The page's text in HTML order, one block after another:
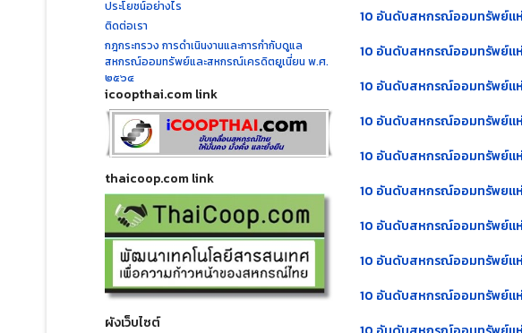
ประโยชน์อย่างไร
ติดต่อเรา
กฎกระทรวง การดำเนินงานและการกำกับดูแล
สหกรณ์ออมทรัพย์และสหกรณ์เครดิตยูเนี่ยน พ.ศ.
๒๕๖๔
icoopthai.com link
thaicoop.com link
ผังเว็บไซต์
10 อันดับสหกรณ์ออมทรัพย์แ
10 อันดับสหกรณ์ออมทรัพย์แห่
10 อันดับสหกรณ์ออมทรัพย์แ
10 อันดับสหกรณ์ออมทรัพย์แ
10 อันดับสหกรณ์ออมทรัพย์แ
10 อันดับสหกรณ์ออมทรัพยแ
10 อันดับสหกรณ์ออมทรัพย์แ
10 อันดับสหกรณ์ออมทรัพย์แ
10 อันดับสหกรณ์ออมทรัพย์แ